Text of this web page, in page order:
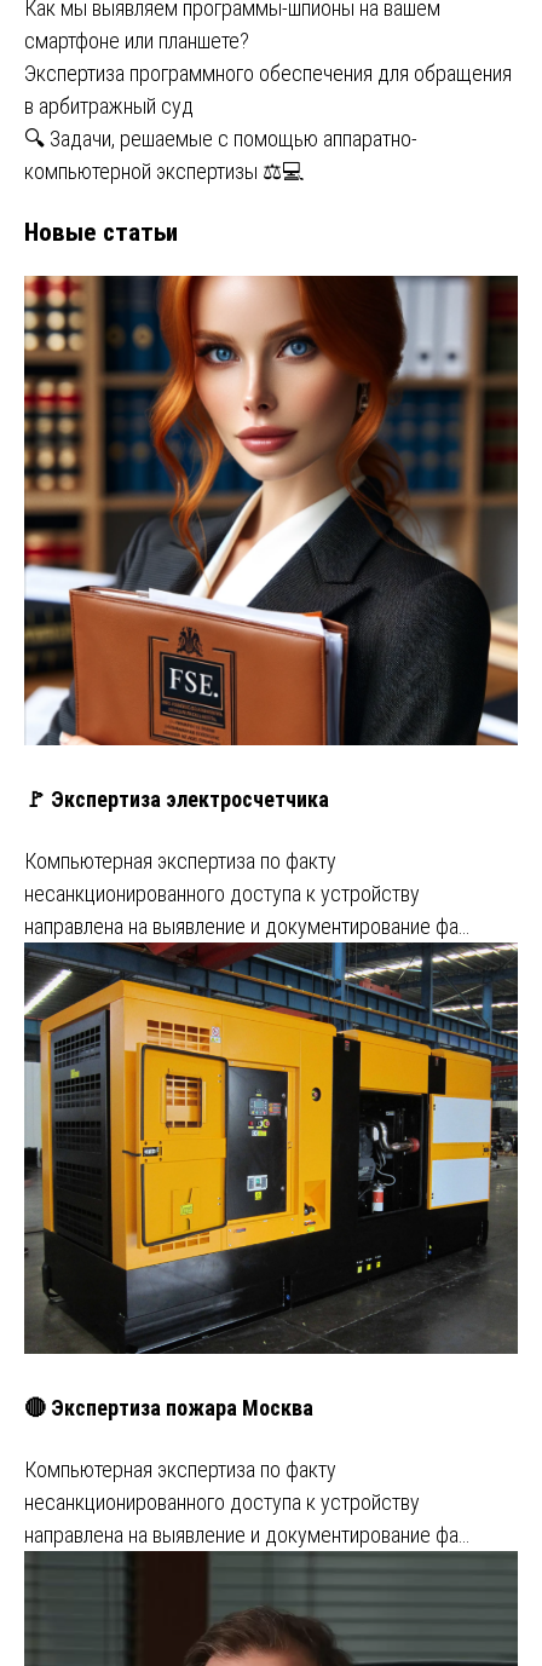
Как мы выявляем программы-шпионы на вашем
смартфоне или планшете?
Экспертиза программного обеспечения для обращения
в арбитражный суд
🔍 Задачи, решаемые с помощью аппаратно-
компьютерной экспертизы ⚖💻
Новые статьи
🚩 Экспертиза электросчетчика
Компьютерная экспертиза по факту
несанкционированного доступа к устройству
направлена на выявление и документирование фа…
🔴 Экспертиза пожара Москва
Компьютерная экспертиза по факту
несанкционированного доступа к устройству
направлена на выявление и документирование фа…